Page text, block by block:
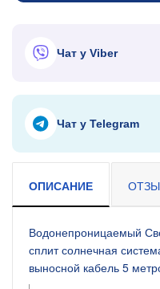
Чат у Viber
Чат у Telegram
ОПИСАНИЕ
Водонепроницаемый
сплит солнечная
выносной кабель 5